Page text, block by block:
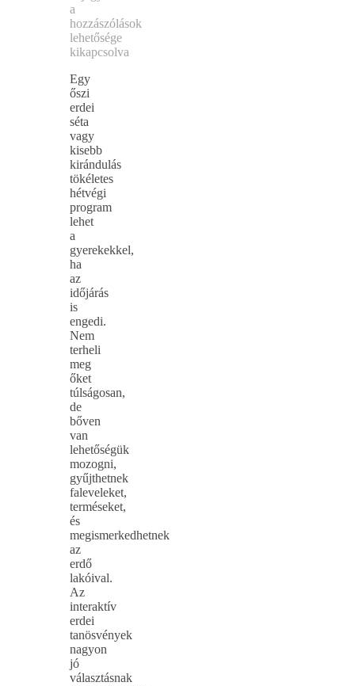
a
hozzászólások
lehetősége
kikapcsolva
Egy
őszi
erdei
séta
vagy
kisebb
kirándulás
tökéletes
hétvégi
program
lehet
a
gyerekekkel,
ha
az
időjárás
is
engedi.
Nem
terheli
meg
őket
túlságosan,
de
bőven
van
lehetőségük
mozogni,
gyűjthetnek
faleveleket,
terméseket,
és
megismerkedhetnek
az
erdő
lakóival.
Az
interaktív
erdei
tanösvények
nagyon
jó
választásnak